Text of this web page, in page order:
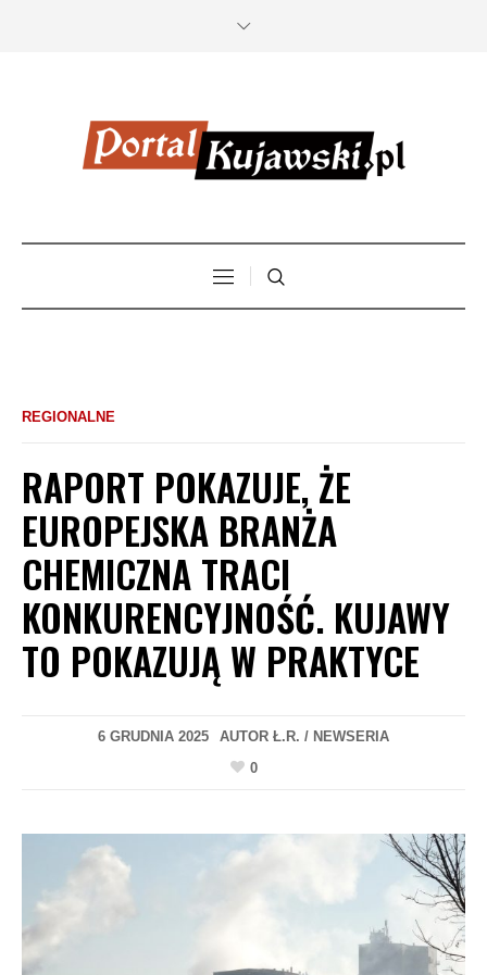
REGIONALNE
RAPORT POKAZUJE, ŻE
EUROPEJSKA BRANŻA
CHEMICZNA TRACI
KONKURENCYJNOŚĆ. KUJAWY
TO POKAZUJĄ W PRAKTYCE
6 GRUDNIA 2025 AUTOR Ł.R. / NEWSERIA
0